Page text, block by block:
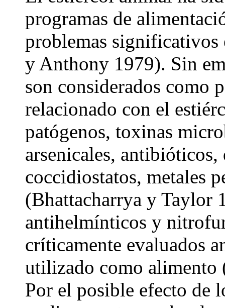
programas de
problemas significativos
y Anthony 1979). Sin
son considerados como
relacionado con el
patógenos, toxinas
arsenicales, antibióticos,
coccidiostatos, metales
(Bhattacharrya y Taylor
antihelmínticos y
críticamente evaluados
utilizado como alimento
Por el posible efecto de